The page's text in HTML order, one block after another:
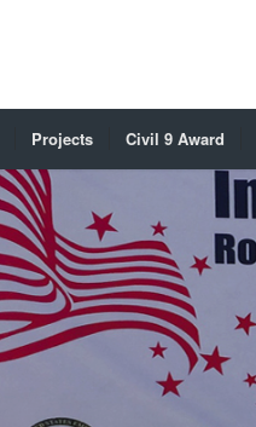
Projects Civil 9 Award